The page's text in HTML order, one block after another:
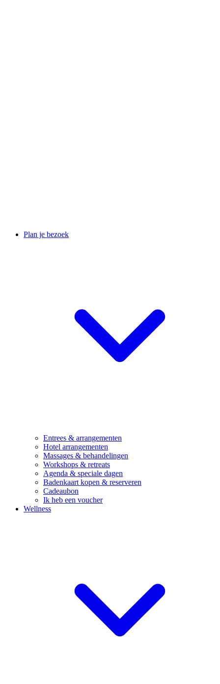
Plan je bezoek
Entrees & arrangementen
Hotel arrangementen
Massages & behandelingen
Workshops & retreats
Agenda & speciale dagen
Badenkaart kopen & reserveren
Cadeaubon
Ik heb een voucher
Wellness